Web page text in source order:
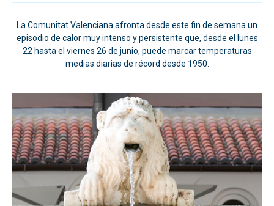
La Comunitat Valenciana afronta desde este fin de semana un
episodio de calor muy intenso y persistente que, desde el lunes
22 hasta el viernes 26 de junio, puede marcar temperaturas
medias diarias de récord desde 1950.